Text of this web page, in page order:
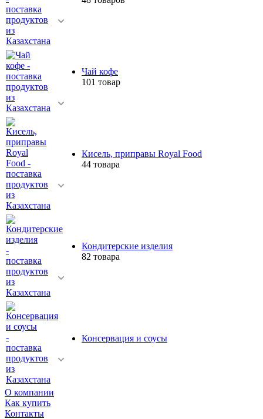
Чай кофе
101 товар
Кисель, приправы Royal Food
44 товара
Кондитерские изделия
82 товара
Консервация и соусы
О компании
Как купить
Контакты